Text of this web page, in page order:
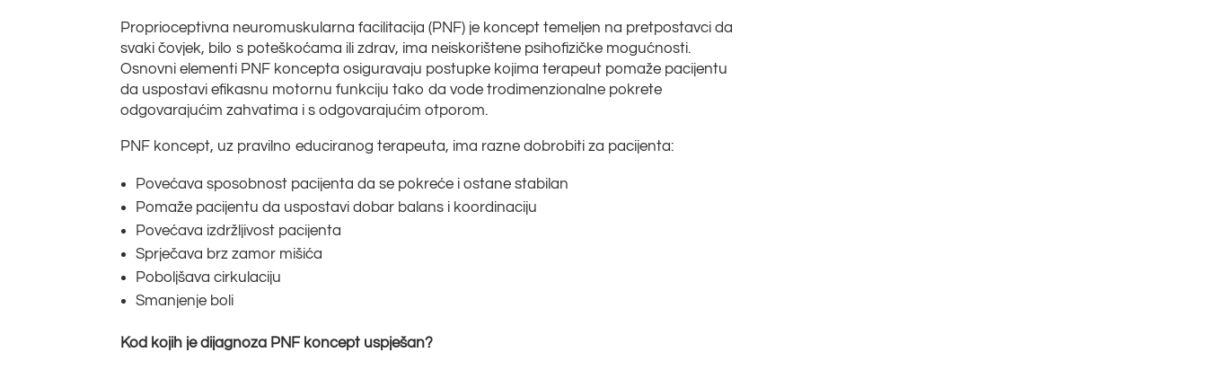
Proprioceptivna neuromuskularna facilitacija (PNF) je koncept temeljen na pretpostavci da
svaki čovjek, bilo s poteškoćama ili zdrav, ima neiskorištene psihofizičke mogućnosti.
Osnovni elementi PNF koncepta osiguravaju postupke kojima terapeut pomaže pacijentu
da uspostavi efikasnu motornu funkciju tako da vode trodimenzionalne pokrete
odgovarajućim zahvatima i s odgovarajućim otporom.
PNF koncept, uz pravilno educiranog terapeuta, ima razne dobrobiti za pacijenta:
Povećava sposobnost pacijenta da se pokreće i ostane stabilan
Pomaže pacijentu da uspostavi dobar balans i koordinaciju
Povećava izdržljivost pacijenta
Sprječava brz zamor mišića
Poboljšava cirkulaciju
Smanjenje boli
Kod kojih je dijagnoza PNF koncept uspješan?